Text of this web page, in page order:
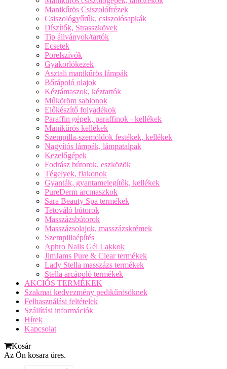
Manikűrös Csiszolófrézek
Csiszológyűrűk, csiszolósapkák
Díszítők, Strasszkövek
Tip állványok/tartók
Ecsetek
Porelszívók
Gyakorlókezek
Asztali manikűrös lámpák
Bőrápoló olajok
Kéztámaszok, kéztartók
Műköröm sablonok
Előkészítő folyadékok
Paraffin gépek, paraffinok - kellékek
Manikűrös kellékek
Szempilla-szemöldök festékek, kellékek
Nagyítós lámpák, lámpatalpak
Kezelőgépek
Fodrász bútorok, eszközök
Tégelyek, flakonok
Gyanták, gyantamelegítők, kellékek
PureDerm arcmaszkok
Sara Beauty Spa termékek
Tetováló bútorok
Masszázsbútorok
Masszázsolajok, masszázskrémek
Szempillaépítés
Aphro Nails Gél Lakkok
JimJams Pure & Clear termékek
Lady Stella masszázs termékek
Stella arcápoló termékek
AKCIÓS TERMÉKEK
Szakmai kedvezmény pedikűrösöknek
Felhasználási feltételek
Szállítási információk
Hírek
Kapcsolat
Kosár
Az Ön kosara üres.